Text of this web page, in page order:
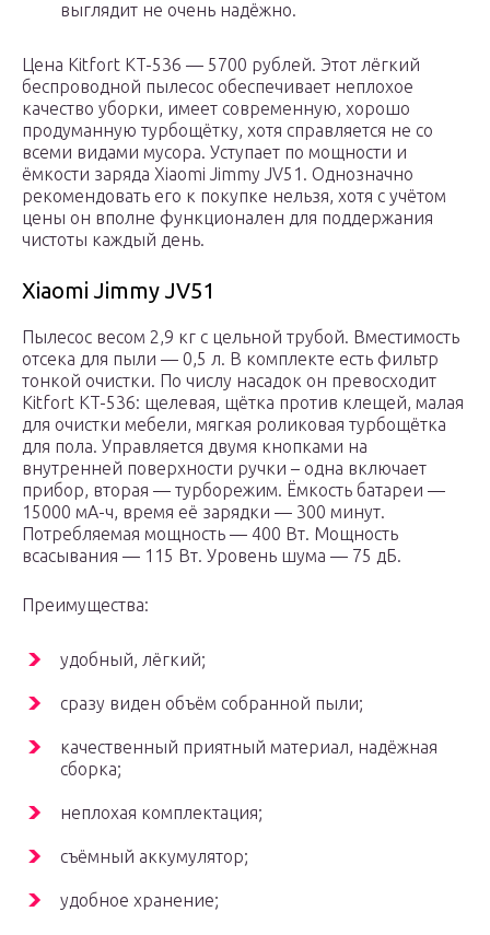
выглядит не очень надёжно.
Цена Kitfort KT-536 — 5700 рублей. Этот лёгкий
беспроводной пылесос обеспечивает неплохое
качество уборки, имеет современную, хорошо
продуманную турбощётку, хотя справляется не со
всеми видами мусора. Уступает по мощности и
ёмкости заряда Xiaomi Jimmy JV51. Однозначно
рекомендовать его к покупке нельзя, хотя с учётом
цены он вполне функционален для поддержания
чистоты каждый день.
Xiaomi Jimmy JV51
Пылесос весом 2,9 кг с цельной трубой. Вместимость
отсека для пыли — 0,5 л. В комплекте есть фильтр
тонкой очистки. По числу насадок он превосходит
Kitfort KT-536: щелевая, щётка против клещей, малая
для очистки мебели, мягкая роликовая турбощётка
для пола. Управляется двумя кнопками на
внутренней поверхности ручки – одна включает
прибор, вторая — турборежим. Ёмкость батареи —
15000 мА-ч, время её зарядки — 300 минут.
Потребляемая мощность — 400 Вт. Мощность
всасывания — 115 Вт. Уровень шума — 75 дБ.
Преимущества:
удобный, лёгкий;
сразу виден объём собранной пыли;
качественный приятный материал, надёжная
сборка;
неплохая комплектация;
съёмный аккумулятор;
удобное хранение;